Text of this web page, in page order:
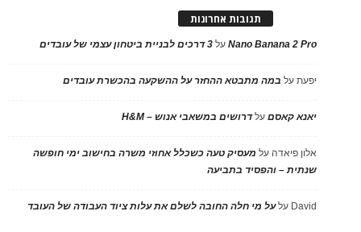
תגובות אחרונות
Nano Banana 2 Proעל 3 דרכים לבניית ביטחון עצמי של עובדים
יפעתעל במה מתבטא ההחזר על ההשקעה בהכשרת עובדים
יאנא קאסםעלדרושים במשאבי אנוש – H&M
אלון פיאדה על מעסיק טעה כשכלל אחוזי משרה בחישוב ימי חופשה
שנתית – והפסיד בתביעה
David עלעל מי חלה החובה לשלם את עלות ציוד העבודה של העובד